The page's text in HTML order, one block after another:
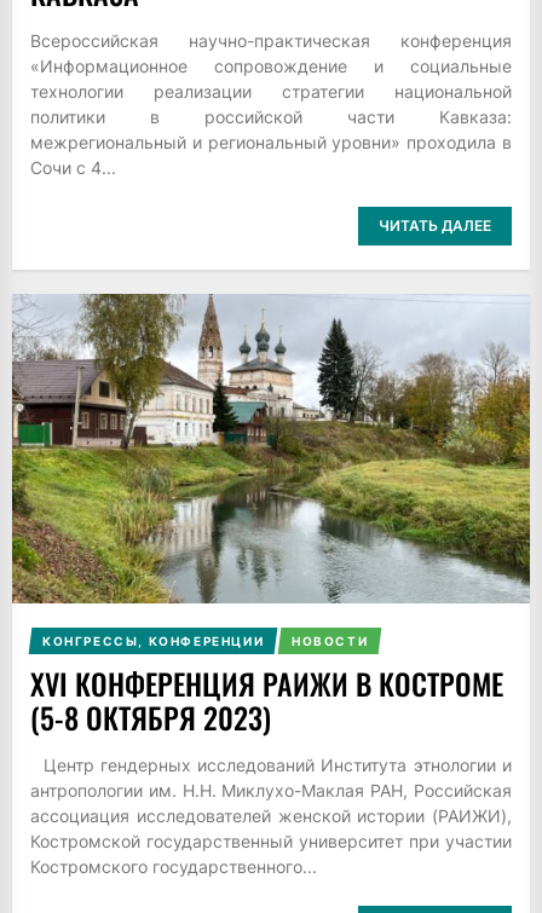
Всероссийская научно-практическая конференция
«Информационное сопровождение и социальные
технологии реализации стратегии национальной
политики в российской части Кавказа:
межрегиональный и региональный уровни» проходила в
Сочи с 4...
ЧИТАТЬ ДАЛЕЕ
КОНГРЕССЫ, КОНФЕРЕНЦИИ НОВОСТИ
XVI КОНФЕРЕНЦИЯ РАИЖИ В КОСТРОМЕ
(5-8 ОКТЯБРЯ 2023)
Центр гендерных исследований Института этнологии и
антропологии им. Н.Н. Миклухо-Маклая РАН, Российская
ассоциация исследователей женской истории (РАИЖИ),
Костромской государственный университет при участии
Костромского государственного...